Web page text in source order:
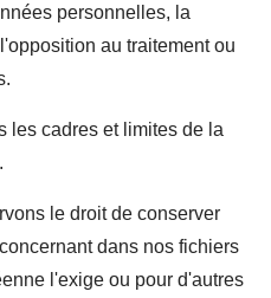
personnelles, la
au traitement ou
les cadres et limites de la
le droit de conserver
dans nos fichiers
l'exige ou pour d'autres